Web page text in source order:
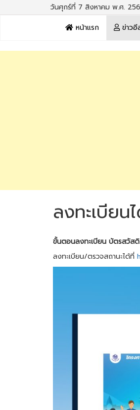
วันศุกร์ที่ 7 สิงหาคม พ.ศ.
หน้าแรก
ข่าวอี
ลงทะเบีย
ขั้นตอนลงทะเบียน บัตรสวัส
ลงทะเบียน/ตรวจสถานะได้ที่